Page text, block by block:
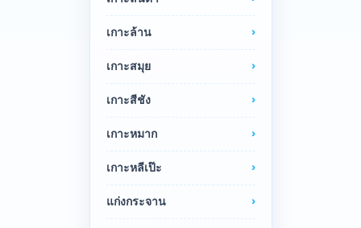
เกาะล้าน
เกาะสมุย
เกาะสีชัง
เกาะหมาก
เกาะหลีเป๊ะ
แก่งกระจาน